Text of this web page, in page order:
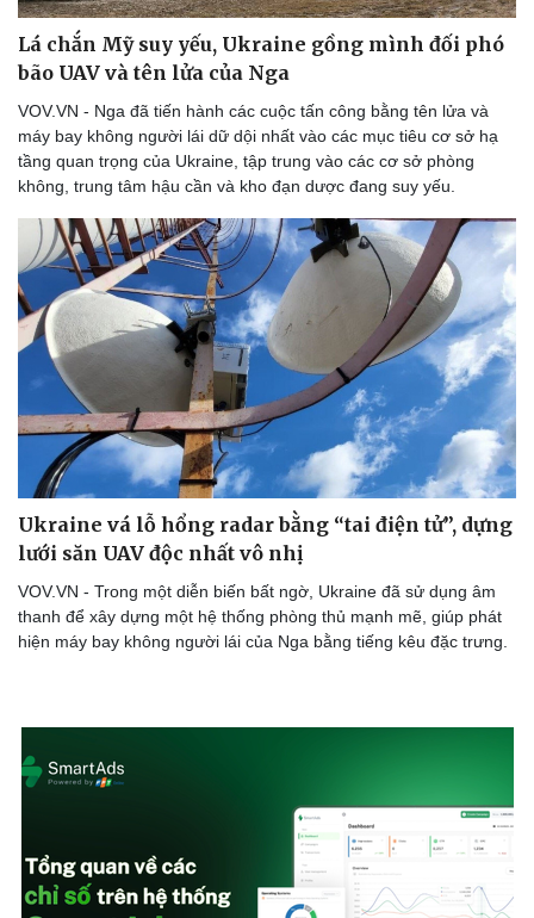
Lá chắn Mỹ suy yếu, Ukraine gồng mình đối phó
bão UAV và tên lửa của Nga
VOV.VN - Nga đã tiến hành các cuộc tấn công bằng tên lửa và
máy bay không người lái dữ dội nhất vào các mục tiêu cơ sở hạ
tầng quan trọng của Ukraine, tập trung vào các cơ sở phòng
không, trung tâm hậu cần và kho đạn dược đang suy yếu.
Ukraine vá lỗ hổng radar bằng “tai điện tử”, dựng
lưới săn UAV độc nhất vô nhị
VOV.VN - Trong một diễn biến bất ngờ, Ukraine đã sử dụng âm
thanh để xây dựng một hệ thống phòng thủ mạnh mẽ, giúp phát
hiện máy bay không người lái của Nga bằng tiếng kêu đặc trưng.